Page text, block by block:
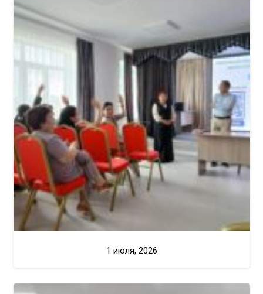
1 июля, 2026